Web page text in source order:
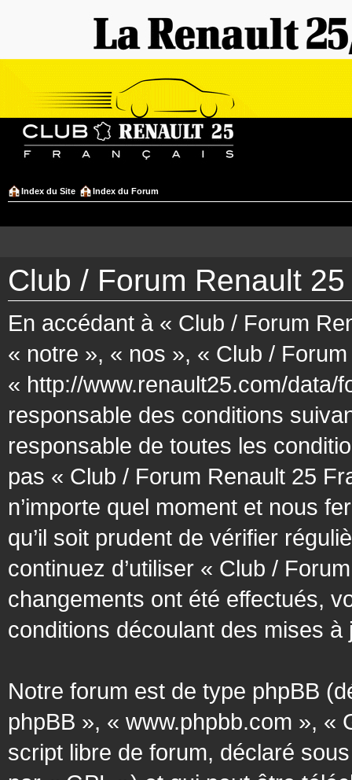
Index du Site Index du Forum
Club / Forum Renault
En accédant à « Club / Forum
« notre », « nos », « Club /
« http://www.renault25.com/data/
responsable des conditions
responsable de toutes les
pas « Club / Forum Renault 25
n’importe quel moment et nous
qu’il soit prudent de vérifier
continuez d’utiliser « Club /
changements ont été effectués,
conditions découlant des mises
Notre forum est de type phpBB
phpBB », « www.phpbb.com », «
script libre de forum, déclaré